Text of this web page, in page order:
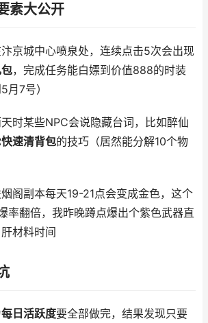
素大公开
京城中心喷泉处，连续点击5次会出现
，完成任务能白嫖到价值888的时装
月7号）
时某些NPC会说隐藏台词，比如醉仙
快速清背包的技巧（居然能分解10个物
阁副本每天19-21点会变成金色，这个
率翻倍，我昨晚蹲点爆出个紫色武器直
材料时间
每日活跃度要全部做完，结果发现只要